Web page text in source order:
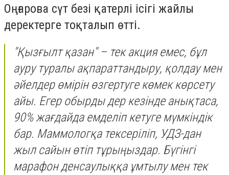
Оңғарова сүт безі қатерлі ісігі жайлы
деректерге тоқталып өтті.
"Қызғылт қазан" – тек акция емес, бұл
ауру туралы ақпараттандыру, қолдау мен
әйелдер өмірін өзгертуге көмек көрсету
айы. Егер обырды дер кезінде анықтаса,
90% жағдайда емделіп кетуге мүмкіндік
бар. Маммологқа тексеріліп, УДЗ-дан
жыл сайын өтіп тұрыңыздар. Бүгінгі
марафон денсаулыққа ұмтылу мен тек